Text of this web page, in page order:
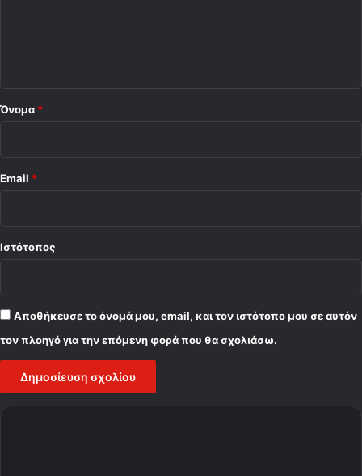
Όνομα *
Email *
Ιστότοπος
Αποθήκευσε το όνομά μου, email, και τον ιστότοπο μου σε αυτόν
τον πλοηγό για την επόμενη φορά που θα σχολιάσω.